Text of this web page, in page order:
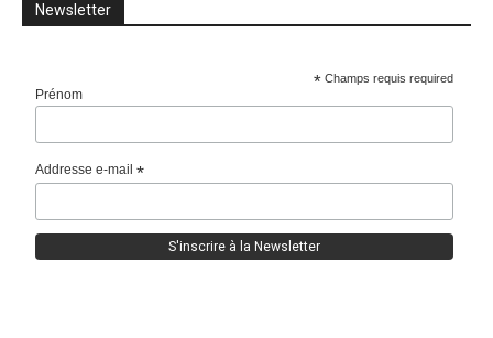
Newsletter
* Champs requis required
Prénom
Addresse e-mail*